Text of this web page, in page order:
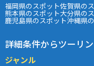
福岡県のスポット佐賀県の
熊本県のスポット大分県の
鹿児島県のスポット沖縄県
詳細条件からツーリ
ジャンル